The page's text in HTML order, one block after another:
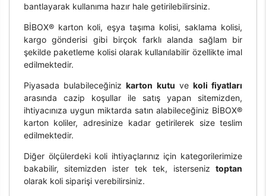
bantlayarak kullanıma hazır hale getirilebilirsiniz.
BİBOX® karton koli, eşya taşıma kolisi, saklama kolisi,
kargo gönderisi gibi birçok farklı alanda sağlam bir
şekilde paketleme kolisi olarak kullanılabilir özellikte imal
edilmektedir.
Piyasada bulabileceğinizkarton kutu ve koli fiyatları
arasında cazip koşullar ile satış yapan sitemizden,
ihtiyacınıza uygun miktarda satın alabileceğiniz BİBOX®
karton koliler, adresinize kadar getirilerek size teslim
edilmektedir.
Diğer ölçülerdeki koli ihtiyaçlarınız için kategorilerimize
bakabilir, sitemizden ister tek tek, isterseniztoptan
olarak koli siparişi verebilirsiniz.